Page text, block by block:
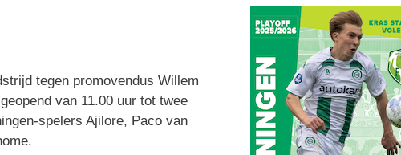
tegen promovendus Willem
van 11.00 uur tot twee
spelers Ajilore, Paco van